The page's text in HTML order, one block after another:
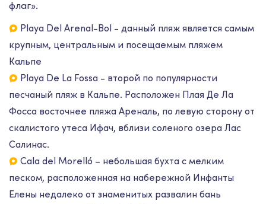
флаг».
Playa Del Arenal-Bol - данный пляж является самым
крупным, центральным и посещаемым пляжем
Кальпе
Playa De La Fossa - второй по популярности
песчаный пляж в Кальпе. Расположен Плая Де Ла
Фосса восточнее пляжа Ареналь, по левую сторону от
скалистого утеса Ифач, вблизи соленого озера Лас
Салинас.
Cala del Morelló – небольшая бухта с мелким
песком, расположенная на набережной Инфанты
Елены недалеко от знаменитых развалин бань